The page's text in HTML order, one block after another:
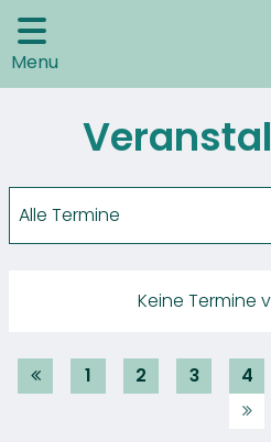
Menu
Alle Termine
Keine Termine
1 2 3 4